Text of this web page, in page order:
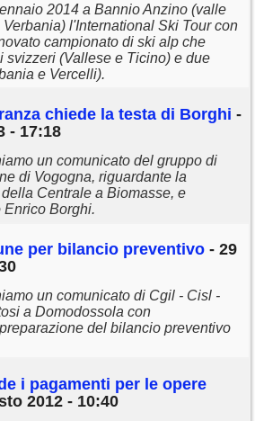
2014 a Bannio Anzino (valle
l'International Ski Tour con
campionato di ski alp che
svizzeri (Vallese e Ticino) e due
e Vercelli).
chiede la testa di Borghi -
- 17:18
un comunicato del gruppo di
di Vogogna, riguardante la
Centrale a Biomasse, e
Borghi.
per bilancio preventivo - 29
un comunicato di Cgil - Cisl -
a Domodossola con
del bilancio preventivo
i pagamenti per le opere
2012 - 10:40